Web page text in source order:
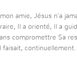
amie, Jésus n’a
Il a orienté, Il a
compromettre Sa
faisait, continuellement.